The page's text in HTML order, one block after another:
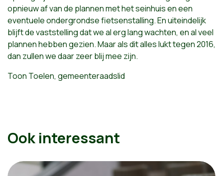
opnieuw af van de plannen met het seinhuis en een
eventuele ondergrondse fietsenstalling. En uiteindelijk
blijft de vaststelling dat we al erg lang wachten, en al veel
plannen hebben gezien. Maar als dit alles lukt tegen 2016,
dan zullen we daar zeer blij mee zijn.
Toon Toelen, gemeenteraadslid
Ook interessant